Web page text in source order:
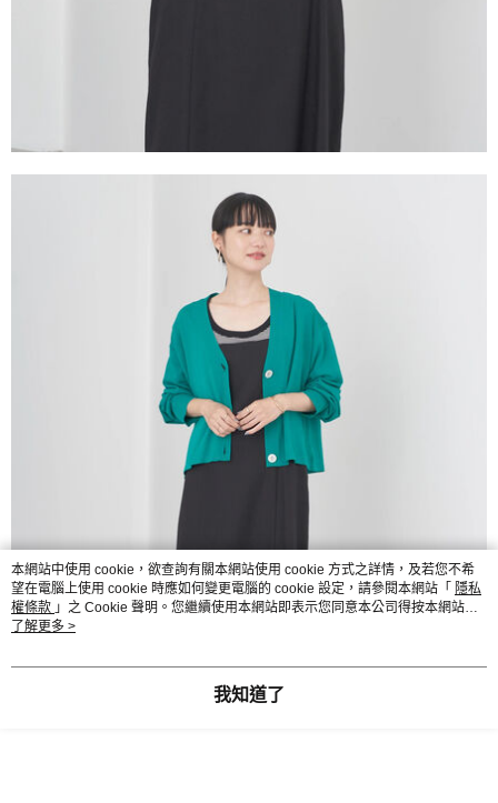
本網站中使用 cookie，欲查詢有關本網站使用 cookie 方式之詳情，及若您不希
望在電腦上使用 cookie 時應如何變更電腦的 cookie 設定，請參閱本網站「 隱私
權條款 」之 Cookie 聲明。您繼續使用本網站即表示您同意本公司得按本網站使
用條款之 Cookie 聲明使用 cookie。
了解更多 >
我知道了